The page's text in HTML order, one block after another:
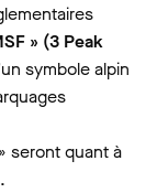
» (3 Peak
symbole alpin
seront quant à